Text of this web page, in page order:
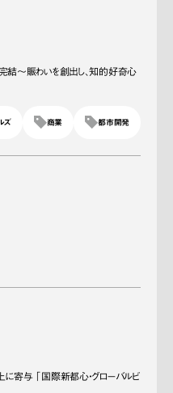
結〜賑わいを創出し、知的好奇心
都市開発
商業
ズ
寄与 「国際新都心・グローバルビ